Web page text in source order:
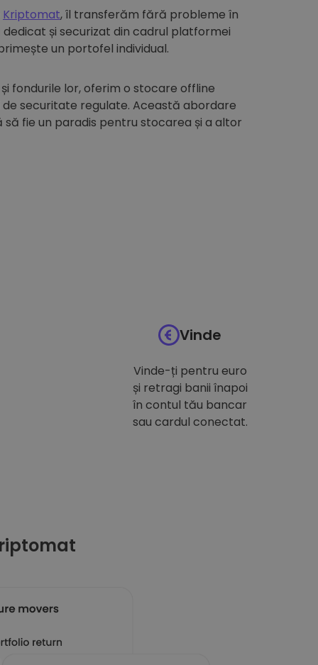
Kriptomat, îl transferăm fără probleme în
și securizat din cadrul platformei
un portofel individual.
fondurile lor, oferim o stocare offline
securitate regulate. Această abordare
fie un paradis pentru stocarea și a altor
Vinde
Vinde-ți pentru euro
și retragi banii înapoi
în contul tău bancar
sau cardul conectat.